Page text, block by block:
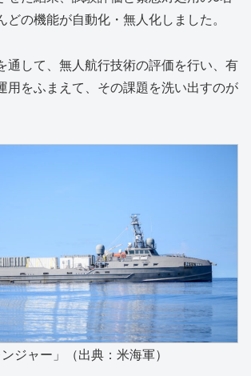
どの機能が自動化・無人化しました。
通して、無人航行技術の評価を行い、有
用をふまえて、その課題を洗い出すのが
ンジャー」（出典：米海軍）